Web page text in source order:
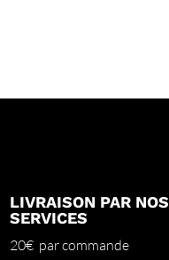
LIVRAISON PAR NOS
SERVICES
20€ par commande